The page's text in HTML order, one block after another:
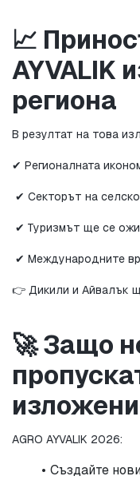
📈
AYVALIK
региона
В резултат на това
✔ Регионалната
✔ Секторът на
✔ Туризмът ще се
✔ Международните
👉 Дикили и Айвалък
🚀 Защо
AGRO AYVALIK 2026:
Създайте